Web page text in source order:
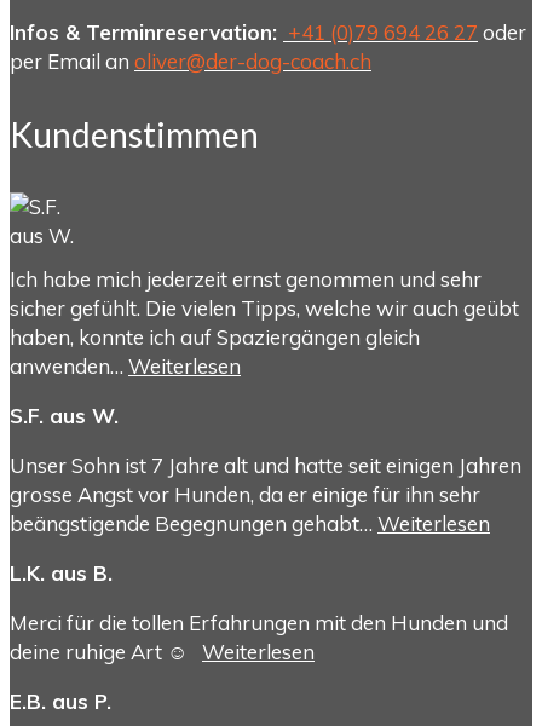
Infos & Terminreservation: +41 (0)79 694 26 27 oder
per Email an oliver@der-dog-coach.ch
Kundenstimmen
Ich habe mich jederzeit ernst genommen und sehr
sicher gefühlt. Die vielen Tipps, welche wir auch geübt
haben, konnte ich auf Spaziergängen gleich
anwenden… Weiterlesen
S.F. aus W.
Unser Sohn ist 7 Jahre alt und hatte seit einigen Jahren
grosse Angst vor Hunden, da er einige für ihn sehr
beängstigende Begegnungen gehabt… Weiterlesen
L.K. aus B.
Merci für die tollen Erfahrungen mit den Hunden und
deine ruhige Art ☺️ Weiterlesen
E.B. aus P.